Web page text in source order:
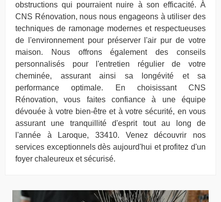
obstructions qui pourraient nuire à son efficacité. À
CNS Rénovation, nous nous engageons à utiliser des
techniques de ramonage modernes et respectueuses
de l'environnement pour préserver l'air pur de votre
maison. Nous offrons également des conseils
personnalisés pour l'entretien régulier de votre
cheminée, assurant ainsi sa longévité et sa
performance optimale. En choisissant CNS
Rénovation, vous faites confiance à une équipe
dévouée à votre bien-être et à votre sécurité, en vous
assurant une tranquillité d'esprit tout au long de
l'année à Laroque, 33410. Venez découvrir nos
services exceptionnels dès aujourd'hui et profitez d'un
foyer chaleureux et sécurisé.